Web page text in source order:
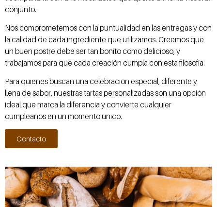
conjunto.
Nos comprometemos con la puntualidad en las entregas y con
la calidad de cada ingrediente que utilizamos. Creemos que
un buen postre debe ser tan bonito como delicioso, y
trabajamos para que cada creación cumpla con esta filosofía.
Para quienes buscan una celebración especial, diferente y
llena de sabor, nuestras tartas personalizadas son una opción
ideal que marca la diferencia y convierte cualquier
cumpleaños en un momento único.
Contacto